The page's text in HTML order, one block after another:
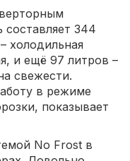
344
холодильная
и ещё 97 литров –
свежести.
в режиме
показывает
No Frost в